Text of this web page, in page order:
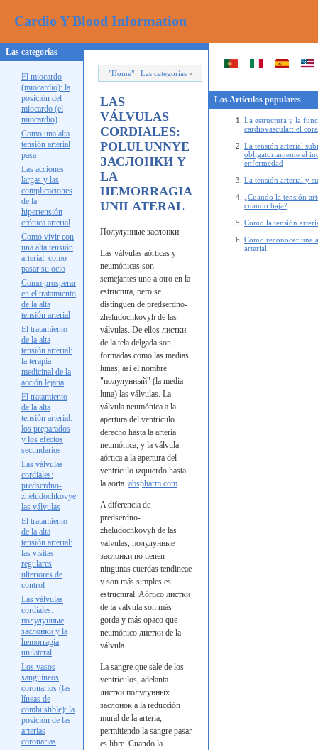
Cardio Y Blood Information
Las categorías
El miocardo
(miocardio): la
posición del
miocardo (el
miocardio)
Como una alta
tensión arterial
pasa
Las acciones
largas y las
complicaciones
de la
hipertensión
crónica arterial
Como vivir con
una alta tensión
arterial: como
pasar su ocio
Como prosperar
en el tratamiento
de la alta
tensión arterial
El tratamiento
de la alta
tensión arterial:
la terapia
medicinal de la
acción lejana
El tratamiento
de la alta
tensión arterial:
los preparados
y los efectos
secundarios
Las válvulas
cordiales:
predserdno-
zheludochkovye
las válvulas
El tratamiento
de la alta
tensión arterial:
las visitas
regulares
ulteriores de
control
Las válvulas
cordiales:
полулунные
заслонки y la
hemorragia
unilateral
Los vasos
sanguíneos
coronarios (las
líneas de
combustible): la
posición de las
arterias
coronarias
Los Artículos populares
La estructura y la
cardiovascular: el
La tensión arterial
obligatoriamente el
enfermedad
La tensión arterial y
¿Cuando la tensión
cuando baja?
Como la tensión
Como reconocer una
arterial
"Home" Las categorías »
LAS
VÁLVULAS
CORDIALES:
POLULUNNYE
ЗАСЛОНКИ Y
LA
HEMORRAGIA
UNILATERAL
Полулунные заслонки
Las válvulas aórticas y
neumónicas son
semejantes uno a otro en la
estructura, pero se
distinguen de predserdno-
zheludochkovyh de las
válvulas. De ellos листки
de la tela delgada son
formadas como las medias
lunas, así el nombre
"полулунный" (la media
luna) las válvulas. La
válvula neumónica a la
apertura del ventrículo
derecho hasta la arteria
neumónica, y la válvula
aórtica a la apertura del
ventrículo izquierdo hasta
la aorta. abspharm.com
A diferencia de
predserdno-
zheludochkovyh de las
válvulas, полулунные
заслонки no tienen
ningunas cuerdas tendineae
y son más simples es
estructural. Aórtico листки
de la válvula son más
gorda y más opaco que
neumónico листки de la
válvula.
La sangre que sale de los
ventrículos, adelanta
листки полулунных
заслонок a la reducción
mural de la arteria,
permitiendo la sangre pasar
es libre. Cuando la